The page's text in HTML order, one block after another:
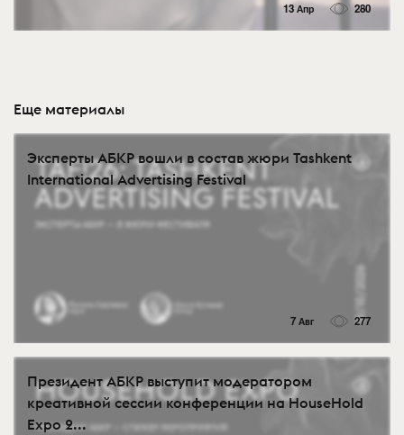
13 Апр 280
Еще материалы
Эксперты АБКР вошли в состав жюри Tashkent
International Advertising Festival
7 Авг 277
Президент АБКР выступит модератором
креативной сессии конференции на HouseHold
Expo 2...